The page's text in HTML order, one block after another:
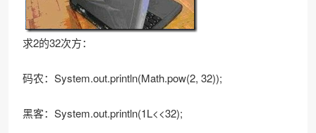
求2的32次方：
码农：System.out.println(Math.pow(2, 32));
黑客：System.out.println(1L<<32);